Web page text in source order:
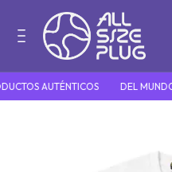
AUTÉNTICOS DEL